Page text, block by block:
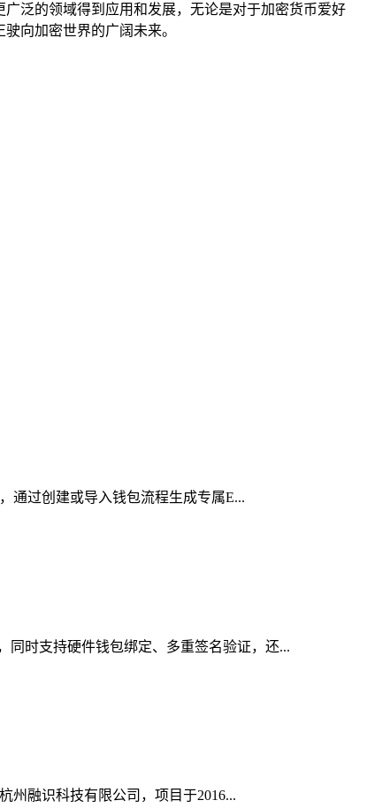
泛的领域得到应用和发展，无论是对于加密货币爱好
向加密世界的广阔未来。
通过创建或导入钱包流程生成专属E...
同时支持硬件钱包绑定、多重签名验证，还...
州融识科技有限公司，项目于2016...